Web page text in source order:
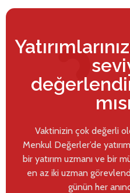
Vaktinizin çok değerli
Menkul Değerler’de
bir yatırım uzmanı ve bir
en az iki uzman
günün her